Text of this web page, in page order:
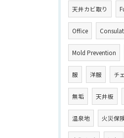
天井カビ取り
Office
Mold Prevention
服 洋服 チ
無垢 天井板
温泉地 火災保